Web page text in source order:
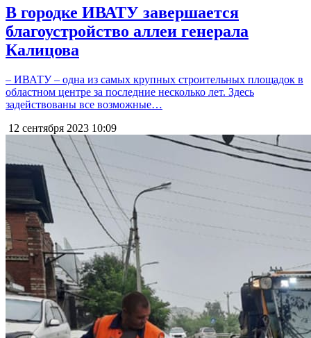
В городке ИВАТУ завершается
благоустройство аллеи генерала
Калицова
– ИВАТУ – одна из самых крупных строительных площадок в
областном центре за последние несколько лет. Здесь
задействованы все возможные…
12 сентября 2023 10:09